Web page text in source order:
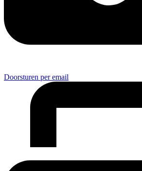
Doorsturen per email